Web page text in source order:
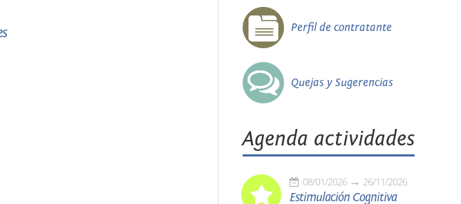
Perfil de contratante
Quejas y Sugerencias
Agenda actividades
08/01/2026 26/11/2026
Estimulación Cognitiva